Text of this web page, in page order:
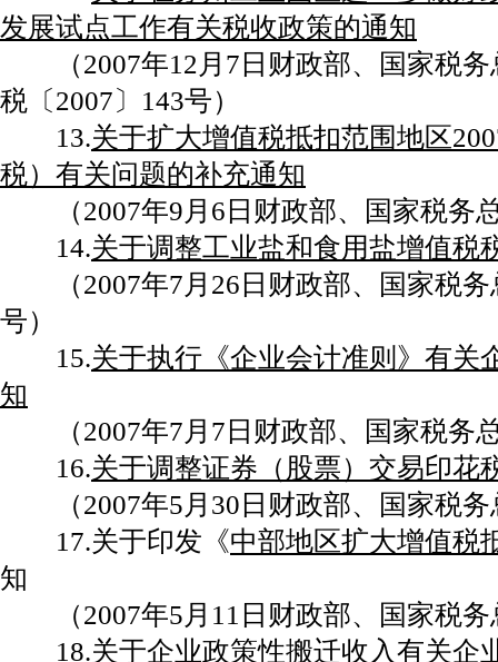
发展试点工作有关税收政策的通知
（2007年12月7日财政部、国家税务
税〔2007〕143号）
13.关于扩大增值税抵扣范围地区
税）有关问题的补充通知
（2007年9月6日财政部、国家税务
14.关于调整工业盐和食用盐增值税
（2007年7月26日财政部、国家税务
号）
15.关于执行《企业会计准则》有关
知
（2007年7月7日财政部、国家税务
16.关于调整证券（股票）交易印花
（2007年5月30日财政部、国家税务
17.关于印发《中部地区扩大增值税
知
（2007年5月11日财政部、国家税务
18.关于企业政策性搬迁收入有关企